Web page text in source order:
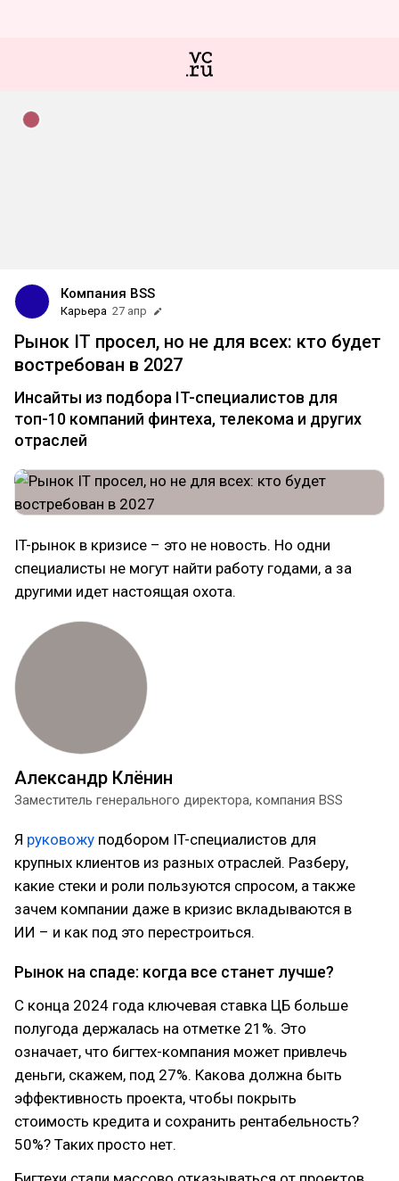
Компания BSS
Карьера 27 апр
Рынок IT просел, но не для всех: кто будет
востребован в 2027
Инсайты из подбора IT-специалистов для
топ-10 компаний финтеха, телекома и других
отраслей
IT-рынок в кризисе – это не новость. Но одни
специалисты не могут найти работу годами, а за
другими идет настоящая охота.
Александр Клёнин
Заместитель генерального директора, компания BSS
Я руковожу подбором IT-специалистов для
крупных клиентов из разных отраслей. Разберу,
какие стеки и роли пользуются спросом, а также
зачем компании даже в кризис вкладываются в
ИИ – и как под это перестроиться.
Рынок на спаде: когда все станет лучше?
С конца 2024 года ключевая ставка ЦБ больше
полугода держалась на отметке 21%. Это
означает, что бигтех-компания может привлечь
деньги, скажем, под 27%. Какова должна быть
эффективность проекта, чтобы покрыть
стоимость кредита и сохранить рентабельность?
50%? Таких просто нет.